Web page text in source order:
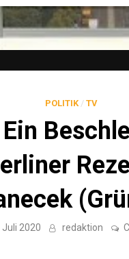
POLITIK/ TV
Juli 2020 redaktion